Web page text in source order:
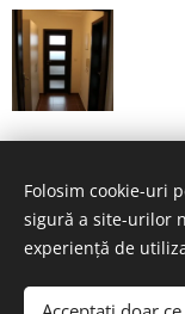
© 2017
Folosim cookie-uri
sigură a site-urilor
experiență de